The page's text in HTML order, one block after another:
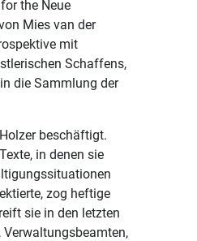
the Neue
Mies van der
mit
Schaffens,
die Sammlung der
beschäftigt.
in denen sie
zog heftige
sie in den letzten